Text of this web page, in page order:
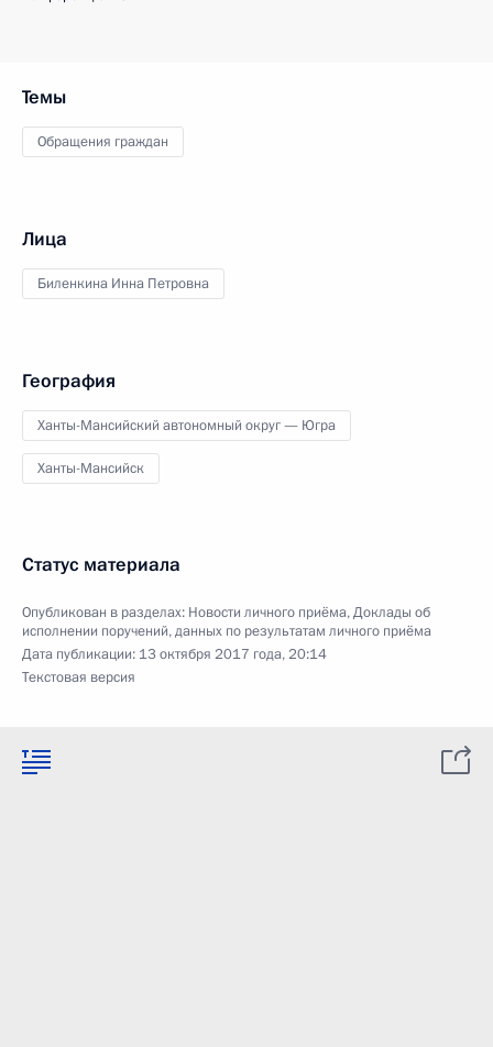
Темы
Обращения граждан
Лица
Биленкина Инна Петровна
География
Ханты-Мансийский автономный округ — Югра
Ханты-Мансийск
Статус материала
Опубликован в разделах: Новости личного приёма,Доклады об
исполнении поручений, данных по результатам личного приёма
Дата публикации: 13 октября 2017 года, 20:14
Текстовая версия